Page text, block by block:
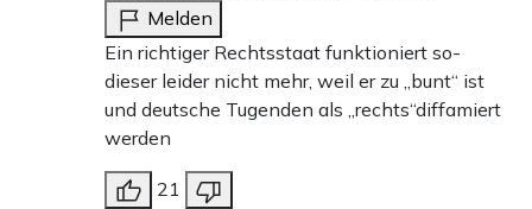
Melden
Ein richtiger Rechtsstaat funktioniert so-
dieser leider nicht mehr, weil er zu „bunt“ ist
und deutsche Tugenden als „rechts“diffamiert
werden
21